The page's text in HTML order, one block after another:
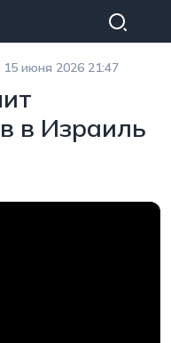
15 июня 2026 21:47
в Израиль